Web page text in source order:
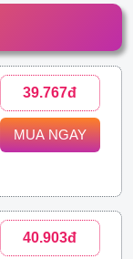
39.767đ
MUA NGAY
40.903đ